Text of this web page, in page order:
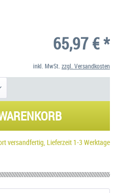
65,97 € *
inkl. MwSt. zzgl. Versandkosten
versandfertig, Lieferzeit 1-3 Werktage